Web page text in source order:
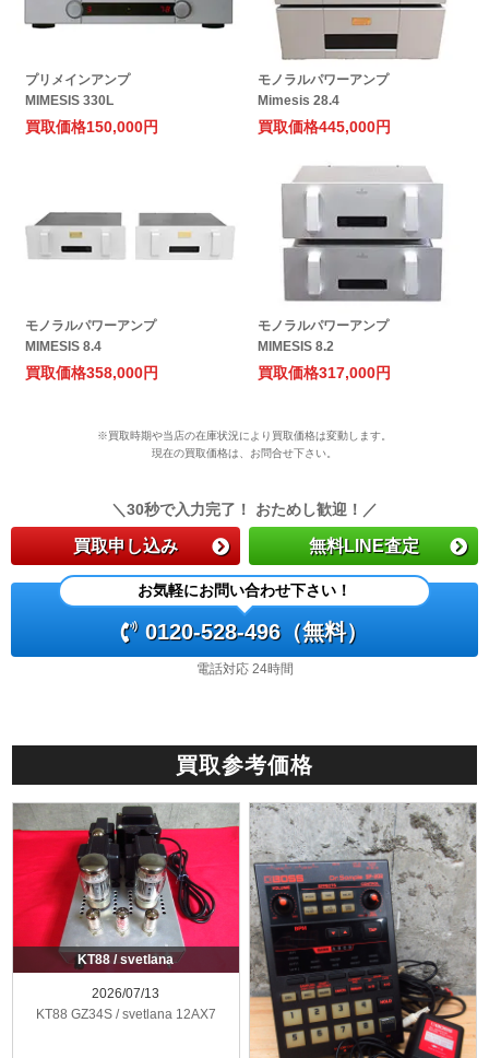
プリメインアンプ
MIMESIS 330L
買取価格150,000円
モノラルパワーアンプ
Mimesis 28.4
買取価格445,000円
モノラルパワーアンプ
MIMESIS 8.4
買取価格358,000円
モノラルパワーアンプ
MIMESIS 8.2
買取価格317,000円
※買取時期や当店の在庫状況により買取価格は変動します。
現在の買取価格は、お問合せ下さい。
＼30秒で入力完了！ おためし歓迎！／
買取申し込み 無料LINE査定
お気軽にお問い合わせ下さい！
0120-528-496（無料）
電話対応 24時間
買取参考価格
KT88 / svetlana
2026/07/13
KT88 GZ34S / svetlana 12AX7